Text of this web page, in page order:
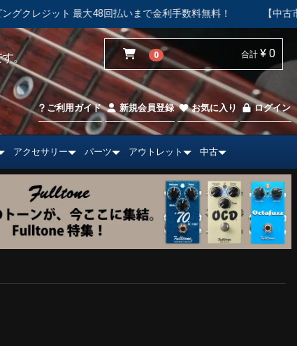
回払いまで金利手数料無料！ 【中古市場】エレキギター
す。
0 合計 ¥ 0
ご利用ガイド 新規会員登録 お気に入り ログイン
アクセサリー パーツ アウトレット 中古